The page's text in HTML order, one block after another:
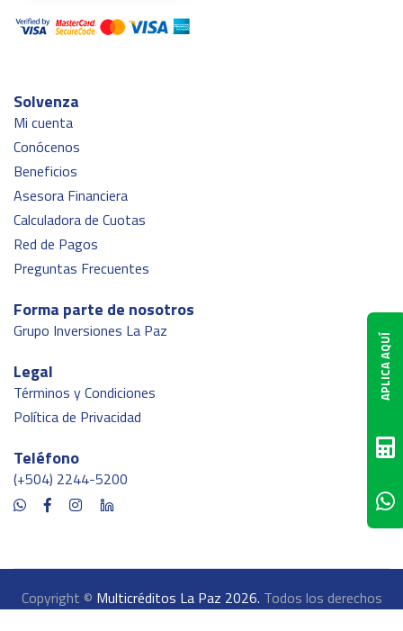
Solvenza
Mi cuenta
Conócenos
Beneficios
Asesora Financiera
Calculadora de Cuotas
Red de Pagos
Preguntas Frecuentes
Forma parte de nosotros
Grupo Inversiones La Paz
Legal
Términos y Condiciones
Política de Privacidad
Teléfono
(+504) 2244-5200
Copyright © Multicréditos La Paz 2026. Todos los derechos
APLICA AQUÍ